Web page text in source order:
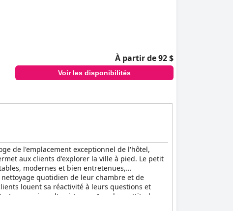
À partir de 92 $
Voir les disponibilités
de l'emplacement exceptionnel de l'hôtel,
aux clients d'explorer la ville à pied. Le petit
modernes et bien entretenues,
quotidien de leur chambre et de
louent sa réactivité à leurs questions et
services d'assistance. Avec leur attitude